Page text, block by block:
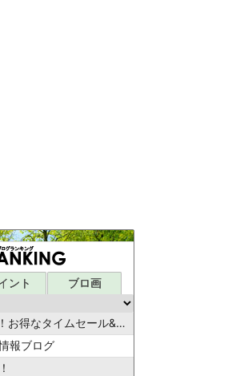
ント ブロ画
イムセール&クーポン情報ブログ
報ブログ